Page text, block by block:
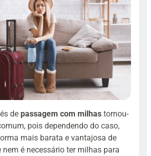
de passagem com milhas tornou-
pois dependendo do caso,
mais barata e vantajosa de
nem é necessário ter milhas para